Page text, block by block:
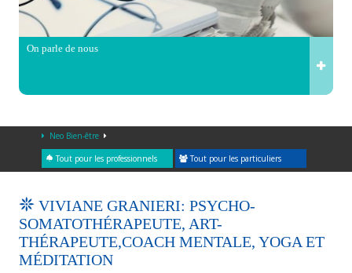
On parle de nous
Neo Bien-être
Tout pour les professionnels Tout pour les particuliers
VIVIANE GRANIERI: PSYCHO-
SOMATOTHÉRAPEUTE, ART-
THÉRAPEUTE,COACH MENTALE, YOGA ET
MÉDITATION